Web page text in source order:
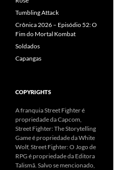
Tumbling Attack
Crônica 2026 – Episódio 52: O
Fim do Mortal Kombat
Soldados
Capangas
COPYRIGHTS
A franquia Street Fighter é
propriedade da Capcom,
Street Fighter: The Storytelling
Game é propriedade da White
Wolf, Street Fighter: O Jogo de
RPG é propriedade da Editora
Talismã. Salvo se mencionado,